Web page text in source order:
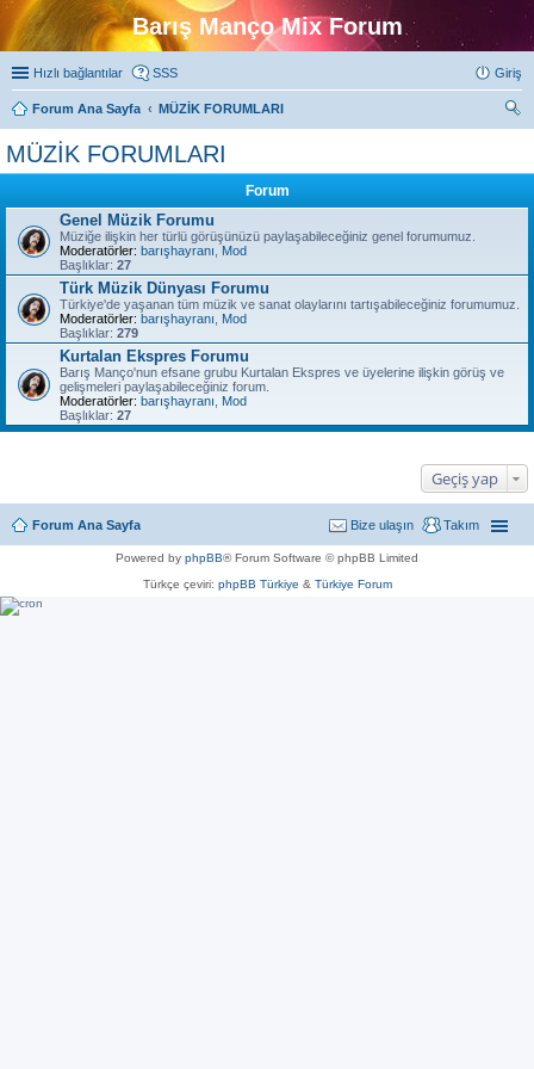
Barış Manço Mix Forum
Hızlı bağlantılar SSS Giriş
Forum Ana Sayfa
MÜZİK FORUMLARI
MÜZİK FORUMLARI
Forum
Genel Müzik Forumu
Müziğe ilişkin her türlü görüşünüzü paylaşabileceğiniz genel forumumuz.
Moderatörler: barışhayranı
Mod
Başlıklar: 27
Türk Müzik Dünyası Forumu
Türkiye'de yaşanan tüm müzik ve sanat olaylarını tartışabileceğiniz forumumuz.
Moderatörler: barışhayranı
Mod
Başlıklar: 279
Kurtalan Ekspres Forumu
Barış Manço'nun efsane grubu Kurtalan Ekspres ve üyelerine ilişkin görüş ve
gelişmeleri paylaşabileceğiniz forum.
Moderatörler: barışhayranı
Mod
Başlıklar: 27
Geçiş yap
Forum Ana Sayfa Takım
Bize ulaşın
Powered by phpBB® Forum Software © phpBB Limited
Türkçe çeviri: phpBB Türkiye & Türkiye Forum